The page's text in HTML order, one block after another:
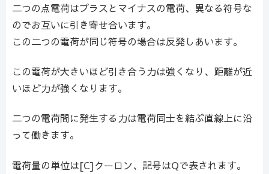
二つの点電荷はプラスとマイナスの電荷、異なる符号な
のでお互いに引き寄せ合います。
この二つの電荷が同じ符号の場合は反発しあいます。
この電荷が大きいほど引き合う力は強くなり、距離が近
いほど力が強くなります。
二つの電荷間に発生する力は電荷同士を結ぶ直線上に沿
って働きます。
電荷量の単位は[C]クーロン、記号はQで表されます。